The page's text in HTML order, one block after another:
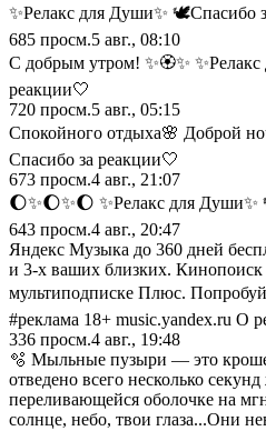
✨Релакс для Души✨ 🕊️Спасибо
685 просм.5 авг., 08:10
С добрым утром! ✨🏵️✨
реакции🤍
720 просм.5 авг., 05:15
Спокойного отдыха🌸 Доброй
Спасибо за реакции🤍
673 просм.4 авг., 21:07
🌔✨🌔✨🌔 ✨Релакс для
643 просм.4 авг., 20:47
Яндекс Музыка до 360 дней
и 3-х ваших близких.
мультиподписке Плюс.
#реклама 18+ music.yandex.ru О
336 просм.4 авг., 19:48
🫧 Мыльные пузыри — это
отведено всего несколько
переливающейся оболочке на
солнце, небо, твои глаза...Они